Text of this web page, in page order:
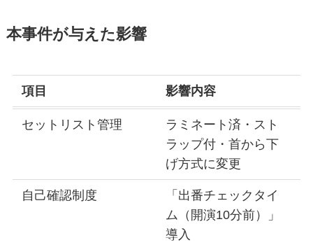
本事件が与えた影響
項目 影響内容
セットリスト管理
ラミネート済・スト
ラップ付・首から下
げ方式に変更
自己確認制度
「出番チェックタイ
ム（開演10分前）」
導入